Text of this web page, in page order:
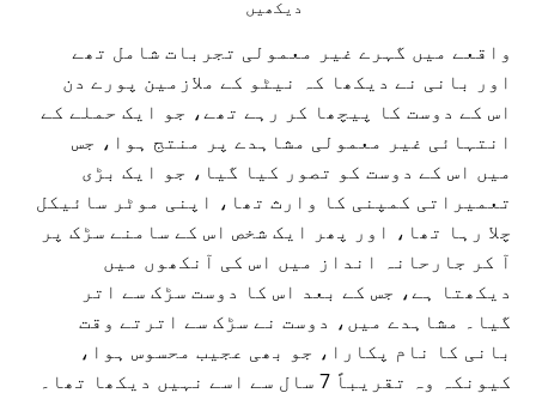
دیکھیں
واقعے میں گہرے غیر معمولی تجربات شامل تھے
اور بانی نے دیکھا کہ نیٹو کے ملازمین پورے دن
اس کے دوست کا پیچھا کر رہے تھے، جو ایک حملے کے
انتہائی غیر معمولی مشاہدے پر منتج ہوا، جس
میں اس کے دوست کو تصور کیا گیا، جو ایک بڑی
تعمیراتی کمپنی کا وارث تھا، اپنی موٹر سائیکل
چلا رہا تھا، اور پھر ایک شخص اس کے سامنے سڑک پر
آ کر جارحانہ انداز میں اس کی آنکھوں میں
دیکھتا ہے، جس کے بعد اس کا دوست سڑک سے اتر
گیا۔ مشاہدے میں، دوست نے سڑک سے اترتے وقت
بانی کا نام پکارا، جو بھی عجیب محسوس ہوا،
کیونکہ وہ تقریباً 7 سال سے اسے نہیں دیکھا تھا۔